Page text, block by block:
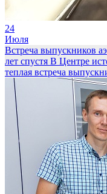
24
Июля
Встреча выпускников
лет спустя В Центре
теплая встреча